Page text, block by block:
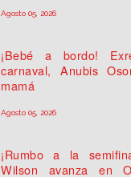
Agosto 05, 2026
¡Bebé a bordo!
carnaval, Anubis
mamá
Agosto 05, 2026
¡Rumbo a la
Wilson avanza en